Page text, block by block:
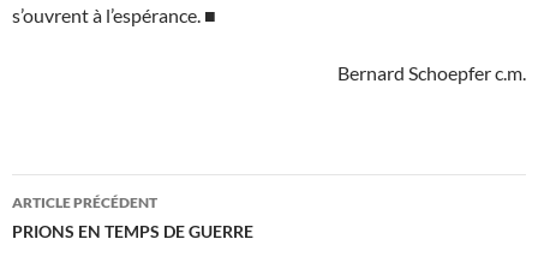
s’ouvrent à l’espérance. ■
Bernard Schoepfer c.m.
Navigation
des
ARTICLE PRÉCÉDENT
PRIONS EN TEMPS DE GUERRE